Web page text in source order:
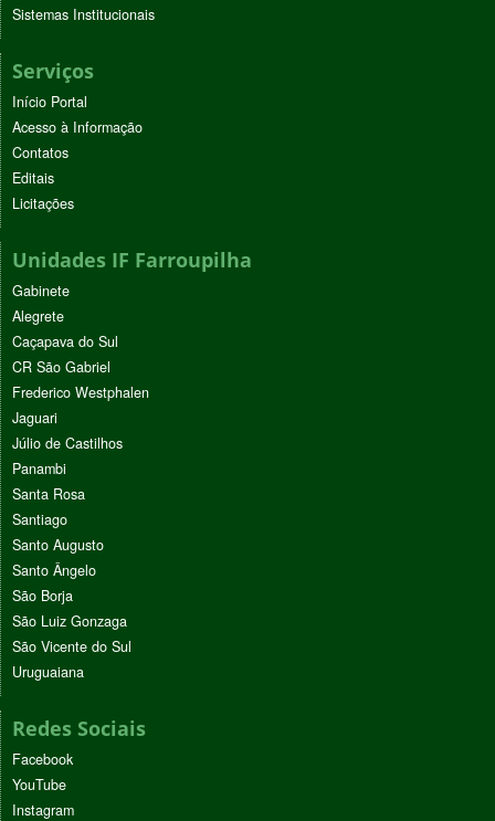
Sistemas Institucionais
Serviços
Início Portal
Acesso à Informação
Contatos
Editais
Licitações
Unidades IF Farroupilha
Gabinete
Alegrete
Caçapava do Sul
CR São Gabriel
Frederico Westphalen
Jaguari
Júlio de Castilhos
Panambi
Santa Rosa
Santiago
Santo Augusto
Santo Ângelo
São Borja
São Luiz Gonzaga
São Vicente do Sul
Uruguaiana
Redes Sociais
Facebook
YouTube
Instagram